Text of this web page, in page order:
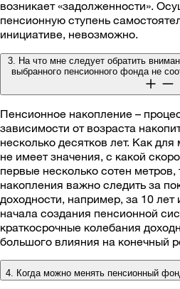
возникает «задолженности».
пенсионную ступень
инициативе, невозможно.
3. На что мне следует обратить
выбранного пенсионного фонда не
Пенсионное накопление –
зависимости от возраста
несколько десятков лет. Как
не имеет значения, с какой
первые несколько сотен метров,
накопления важно следить за
доходности, например, за 10
начала создания пенсионной
краткосрочные колебания
большого влияния на конечный
4. Когда можно менять пенсионный